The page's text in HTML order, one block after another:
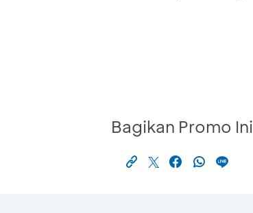
Bagikan Promo Ini